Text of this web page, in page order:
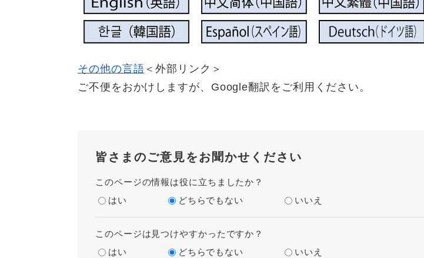
その他の言語 ＜外部リンク＞
ご不便をおかけしますが、Google翻訳をご利用ください。
皆さまのご意見をお聞かせください
このページの情報は役に立ちましたか？
はい
どちらでもない いいえ
このページは見つけやすかったですか？
はい
どちらでもない いいえ